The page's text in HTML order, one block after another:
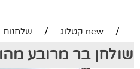
/ new קטלוג / שלחנות
שולחן בר מרובע מהודר